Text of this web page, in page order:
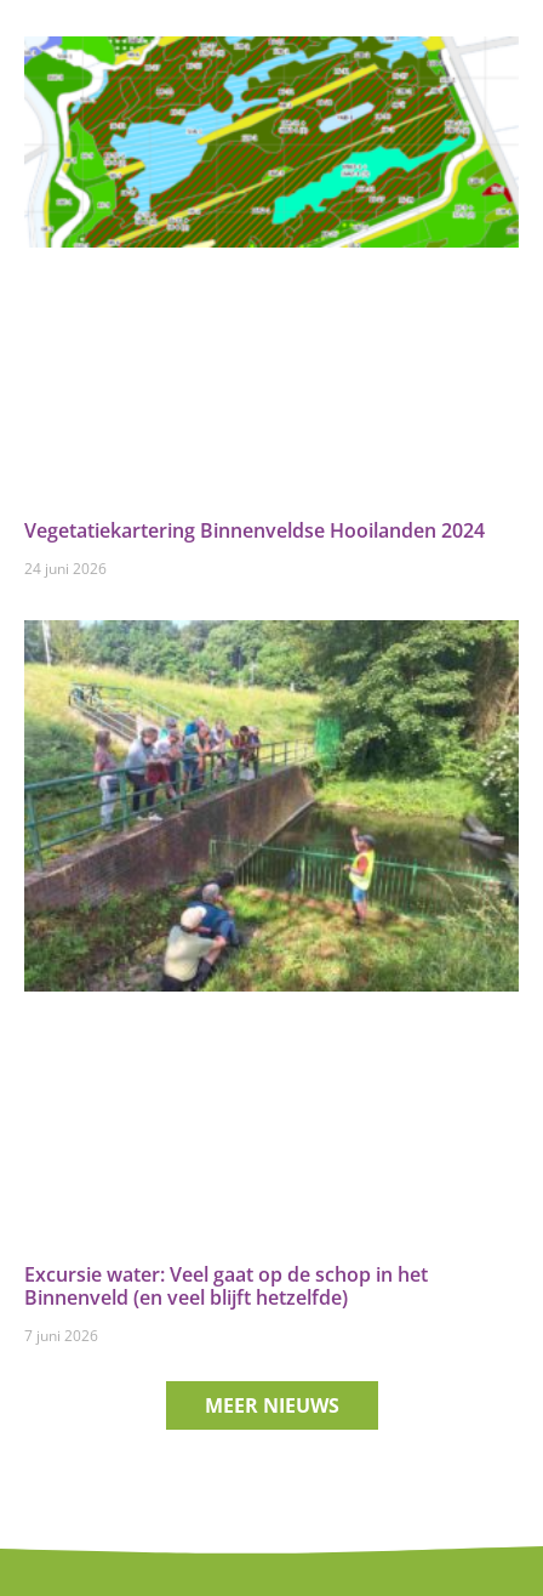
Vegetatiekartering Binnenveldse Hooilanden 2024
24 juni 2026
Excursie water: Veel gaat op de schop in het
Binnenveld (en veel blijft hetzelfde)
7 juni 2026
MEER NIEUWS